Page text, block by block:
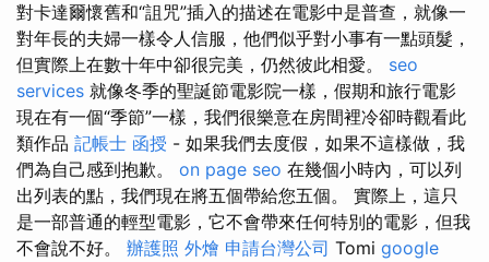
對卡達爾懷舊和“詛咒”插入的描述在電影中是普查，就像一
對年長的夫婦一樣令人信服，他們似乎對小事有一點頭髮，
但實際上在數十年中卻很完美，仍然彼此相愛。 seo
services 就像冬季的聖誕節電影院一樣，假期和旅行電影
現在有一個“季節”一樣，我們很樂意在房間裡冷卻時觀看此
類作品 記帳士 函授 - 如果我們去度假，如果不這樣做，我
們為自己感到抱歉。 on page seo 在幾個小時內，可以列
出列表的點，我們現在將五個帶給您五個。 實際上，這只
是一部普通的輕型電影，它不會帶來任何特別的電影，但我
不會說不好。 辦護照 外燴 申請台灣公司 Tomi google